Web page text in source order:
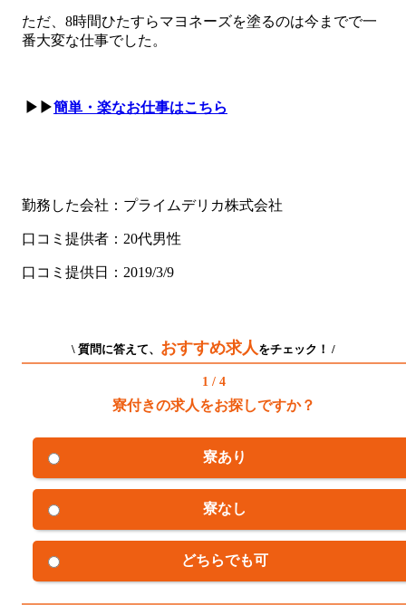
ただ、8時間ひたすらマヨネーズを塗るのは今までで一
番大変な仕事でした。
▶▶簡単・楽なお仕事はこちら
勤務した会社：プライムデリカ株式会社
口コミ提供者：20代男性
口コミ提供日：2019/3/9
\ 質問に答えて、 おすすめ求人 をチェック！ /
1 / 4
寮付きの求人をお探しですか？
寮あり
寮なし
どちらでも可